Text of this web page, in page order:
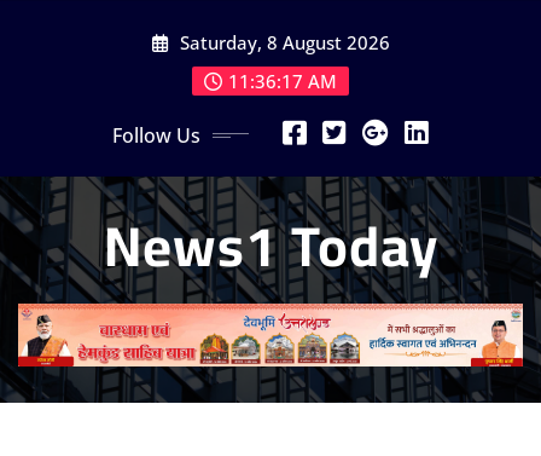
Saturday, 8 August 2026
11:36:18 AM
Follow Us
News1 Today